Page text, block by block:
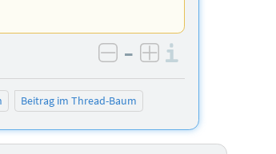
negativ bewerten
– positiv bewerten
Beitrag im Thread-Baum